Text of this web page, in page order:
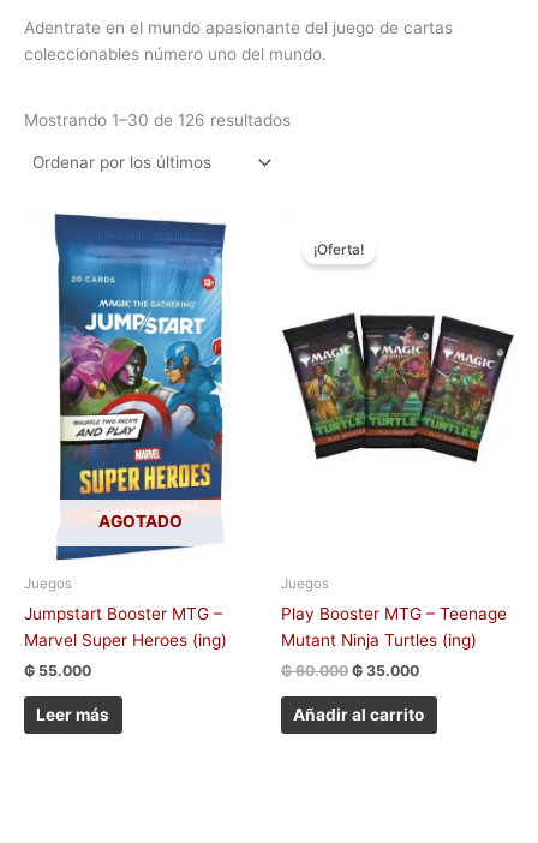
Adentrate en el mundo apasionante del juego de cartas
coleccionables número uno del mundo.
Mostrando 1–30 de 126 resultados
AGOTADO
Juegos
Jumpstart Booster MTG –
Marvel Super Heroes (ing)
₲ 55.000
Leer más
¡Oferta!
Juegos
Play Booster MTG – Teenage
Mutant Ninja Turtles (ing)
₲60.000
precio
original
₲ 35.000
Añadir al carrito